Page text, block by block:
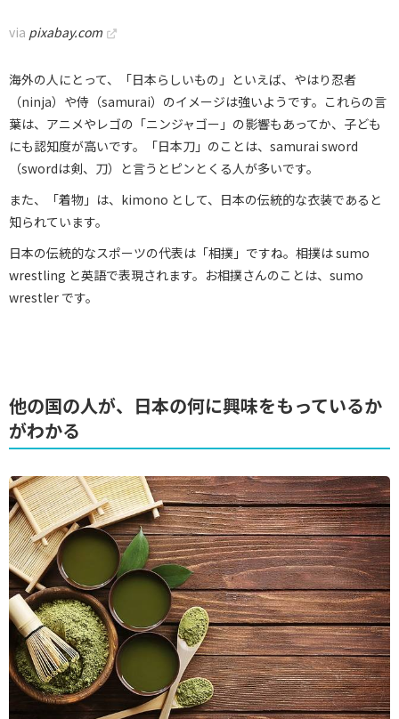
via pixabay.com
海外の人にとって、「日本らしいもの」といえば、やはり忍者
（ninja）や侍（samurai）のイメージは強いようです。これらの言
葉は、アニメやレゴの「ニンジャゴー」の影響もあってか、子ども
にも認知度が高いです。「日本刀」のことは、samurai sword
（swordは剣、刀）と言うとピンとくる人が多いです。
また、「着物」は、kimono として、日本の伝統的な衣装であると
知られています。
日本の伝統的なスポーツの代表は「相撲」ですね。相撲は sumo
wrestling と英語で表現されます。お相撲さんのことは、sumo
wrestler です。
他の国の人が、日本の何に興味をもっているか
がわかる